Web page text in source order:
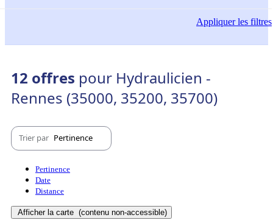
Appliquerles filtres
12 offres pour Hydraulicien -
Rennes (35000, 35200, 35700)
Trier par Pertinence
Pertinence
Date
Distance
Afficher la carte (contenu non-accessible)